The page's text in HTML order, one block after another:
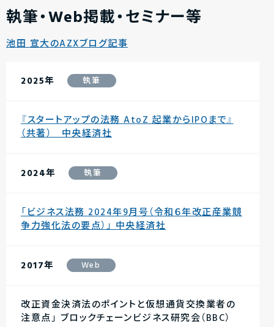
執筆・Web掲載・セミナー等
池田 宣大のAZXブログ記事
2025年 執筆
『スタートアップの法務 AtoZ 起業からIPOまで』
（共著） 中央経済社
2024年 執筆
「ビジネス法務 2024年9月号（令和６年改正産業競
争力強化法の要点）」 中央経済社
2017年 Web
改正資金決済法のポイントと仮想通貨交換業者の
注意点」 ブロックチェーンビジネス研究会（BBC）